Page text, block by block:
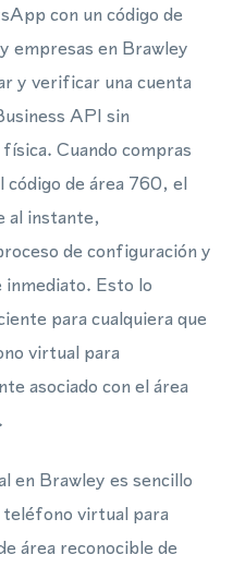
con un código de
empresas en Brawley
y verificar una cuenta
API sin
Cuando compras
código de área 760, el
al instante,
de configuración y
inmediato. Esto lo
para cualquiera que
virtual para
asociado con el área
en Brawley es sencillo
teléfono virtual para
área reconocible de